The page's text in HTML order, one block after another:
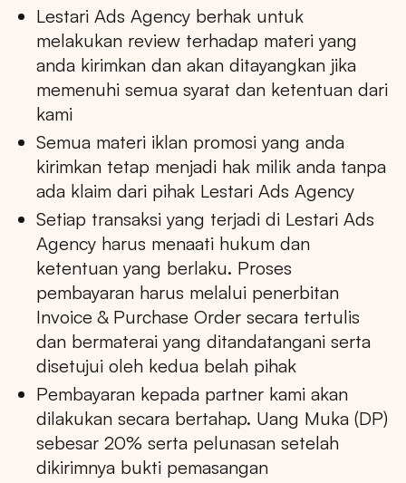
Lestari Ads Agency berhak untuk
melakukan review terhadap materi yang
anda kirimkan dan akan ditayangkan jika
memenuhi semua syarat dan ketentuan dari
kami
Semua materi iklan promosi yang anda
kirimkan tetap menjadi hak milik anda tanpa
ada klaim dari pihak Lestari Ads Agency
Setiap transaksi yang terjadi di Lestari Ads
Agency harus menaati hukum dan
ketentuan yang berlaku. Proses
pembayaran harus melalui penerbitan
Invoice & Purchase Order secara tertulis
dan bermaterai yang ditandatangani serta
disetujui oleh kedua belah pihak
Pembayaran kepada partner kami akan
dilakukan secara bertahap. Uang Muka (DP)
sebesar 20% serta pelunasan setelah
dikirimnya bukti pemasangan